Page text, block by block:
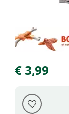
€ 3,99